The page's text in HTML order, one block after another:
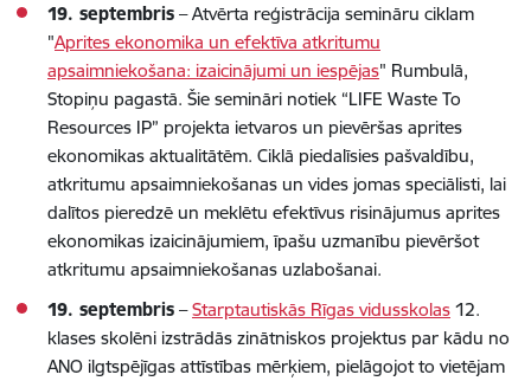
19. septembris – Atvērta reģistrācija semināru ciklam
"Aprites ekonomika un efektīva atkritumu
apsaimniekošana: izaicinājumi un iespējas" Rumbulā,
Stopiņu pagastā. Šie semināri notiek “LIFE Waste To
Resources IP” projekta ietvaros un pievēršas aprites
ekonomikas aktualitātēm. Ciklā piedalīsies pašvaldību,
atkritumu apsaimniekošanas un vides jomas speciālisti, lai
dalītos pieredzē un meklētu efektīvus risinājumus aprites
ekonomikas izaicinājumiem, īpašu uzmanību pievēršot
atkritumu apsaimniekošanas uzlabošanai.
19. septembris –Starptautiskās Rīgas vidusskolas 12.
klases skolēni izstrādās zinātniskos projektus par kādu no
ANO ilgtspējīgas attīstības mērķiem, pielāgojot to vietējam